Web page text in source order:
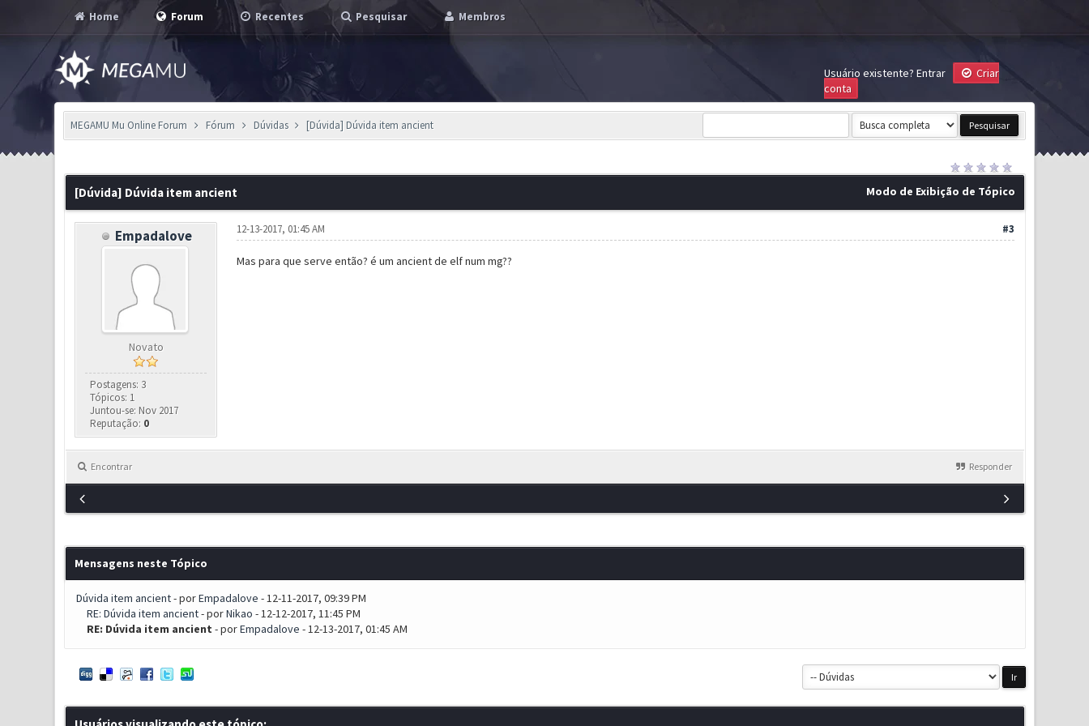
Home Forum Recentes Pesquisar Membros
Usuário existente? Entrar
Criar
conta
MEGAMU Mu Online Forum Fórum Dúvidas [Dúvida] Dúvida item ancient
Modo de Exibição de Tópico
[Dúvida] Dúvida item ancient
Empadalove
Novato
Postagens: 3
Tópicos: 1
Juntou-se: Nov 2017
Reputação: 0
#3
12-13-2017, 01:45 AM
Mas para que serve então? é um ancient de elf num mg??
Encontrar Responder
Mensagens neste Tópico
Dúvida item ancient- porEmpadalove - 12-11-2017, 09:39 PM
RE: Dúvida item ancient- porNikao - 12-12-2017, 11:45 PM
RE: Dúvida item ancient - porEmpadalove - 12-13-2017, 01:45 AM